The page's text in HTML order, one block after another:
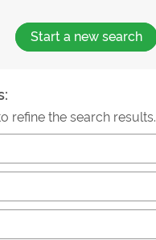
Start a new search
refine the search results.